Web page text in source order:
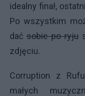
idealny finał,
Po wszystkim
dać sobie po ryju
zdjęciu.
Corruption z
małych